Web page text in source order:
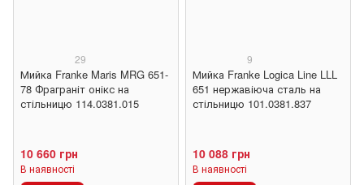
29
Мийка Franke Maris MRG 651-
78 Фраграніт онікс на
стільницю 114.0381.015
10 660 грн
В наявності
9
Мийка Franke Logica Line LLL
651 нержавіюча сталь на
стільницю 101.0381.837
10 088 грн
В наявності